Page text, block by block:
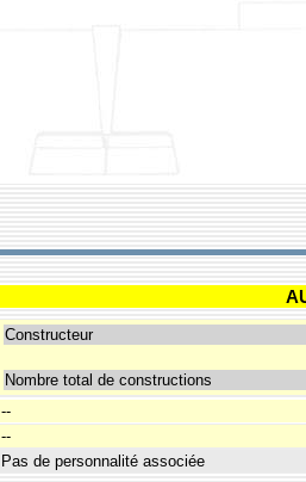
Constructeur
Nombre total de constructions
--
--
Pas de personnalité associée